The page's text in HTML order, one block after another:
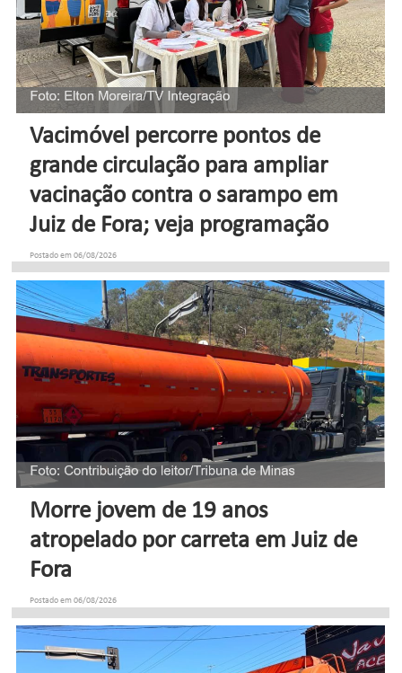
Vacimóvel percorre pontos de
grande circulação para ampliar
vacinação contra o sarampo em
Juiz de Fora; veja programação
Postado em 06/08/2026
Morre jovem de 19 anos
atropelado por carreta em Juiz de
Fora
Postado em 06/08/2026